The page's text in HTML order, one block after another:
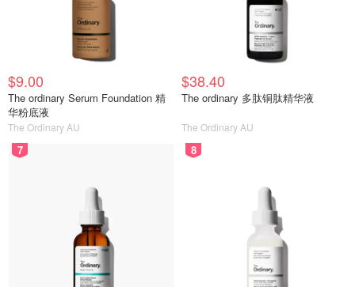
$9.00
The ordinary Serum Foundation 精
华粉底液
The Ordinary AU
$38.40
The ordinary 多肽铜肽精华液
The Ordinary AU
7 8